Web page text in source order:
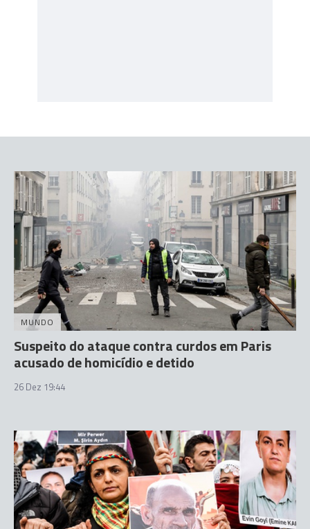
MUNDO
Suspeito do ataque contra curdos em Paris
acusado de homicídio e detido
26 Dez 19:44